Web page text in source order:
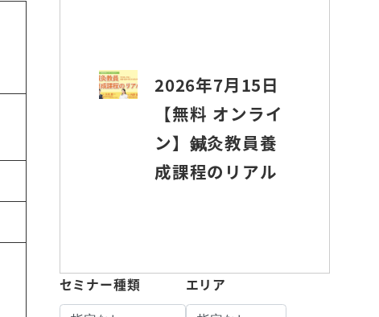
2026年7月15日
【無料 オンライ
ン】鍼灸教員養
成課程のリアル
セミナー種類 エリア